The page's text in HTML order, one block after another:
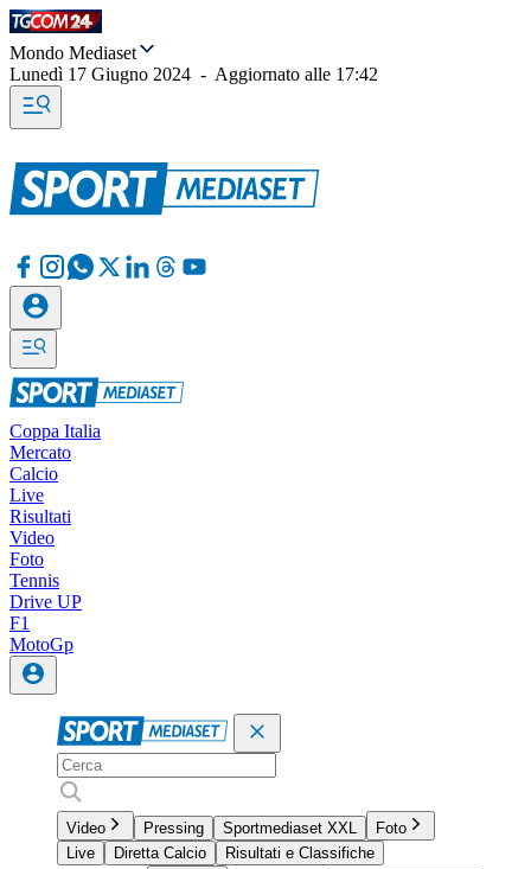
Mondo Mediaset
Lunedì 17 Giugno 2024 - Aggiornato alle 17:42
Coppa Italia
Mercato
Calcio
Live
Risultati
Video
Foto
Tennis
Drive UP
F1
MotoGp
Video Pressing Sportmediaset XXL
Foto
Live
Diretta Calcio
Risultati e Classifiche